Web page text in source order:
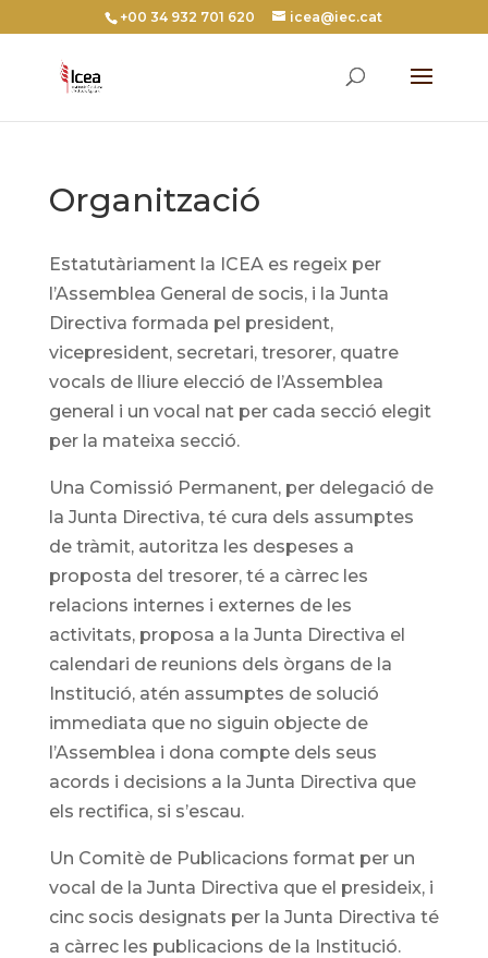
+00 34 932 701 620 icea@iec.cat
Organització
Estatutàriament la ICEA es regeix per
l’Assemblea General de socis, i la Junta
Directiva formada pel president,
vicepresident, secretari, tresorer, quatre
vocals de lliure elecció de l’Assemblea
general i un vocal nat per cada secció elegit
per la mateixa secció.
Una Comissió Permanent, per delegació de
la Junta Directiva, té cura dels assumptes
de tràmit, autoritza les despeses a
proposta del tresorer, té a càrrec les
relacions internes i externes de les
activitats, proposa a la Junta Directiva el
calendari de reunions dels òrgans de la
Institució, atén assumptes de solució
immediata que no siguin objecte de
l’Assemblea i dona compte dels seus
acords i decisions a la Junta Directiva que
els rectifica, si s’escau.
Un Comitè de Publicacions format per un
vocal de la Junta Directiva que el presideix, i
cinc socis designats per la Junta Directiva té
a càrrec les publicacions de la Institució.